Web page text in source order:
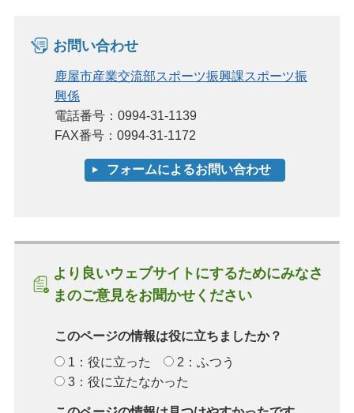
お問い合わせ
鹿屋市産業交流部スポーツ振興課スポーツ振
興係
電話番号：0994-31-1139
FAX番号：0994-31-1172
より良いウェブサイトにするためにみなさ
まのご意見をお聞かせください
このページの情報は役に立ちましたか？
1：役に立った
2：ふつう
3：役に立たなかった